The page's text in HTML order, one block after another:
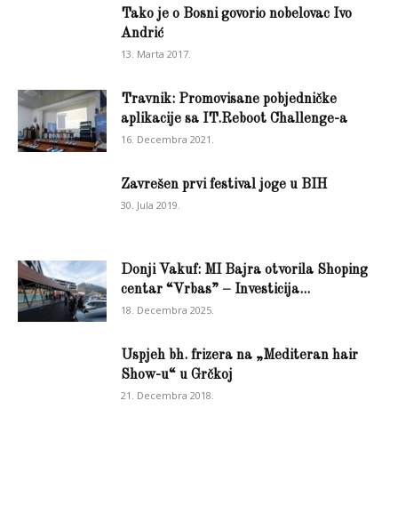
Tako je o Bosni govorio nobelovac Ivo
Andrić
13. Marta 2017.
Travnik: Promovisane pobjedničke
aplikacije sa IT.Reboot Challenge-a
16. Decembra 2021.
Zavrešen prvi festival joge u BIH
30. Jula 2019.
Donji Vakuf: MI Bajra otvorila Shoping
centar “Vrbas” – Investicija...
18. Decembra 2025.
Uspjeh bh. frizera na „Mediteran hair
Show-u“ u Grčkoj
21. Decembra 2018.